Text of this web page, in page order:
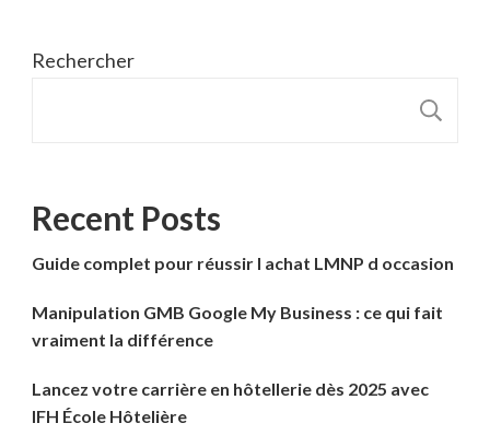
Rechercher
Recent Posts
Guide complet pour réussir l achat LMNP d occasion
Manipulation GMB Google My Business : ce qui fait
vraiment la différence
Lancez votre carrière en hôtellerie dès 2025 avec
IFH École Hôtelière